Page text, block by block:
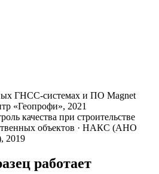
ГНСС-системах и ПО Magnet
«Геопрофи», 2021
качества при строительстве
объектов · НАКС (АНО
, 2019
работает